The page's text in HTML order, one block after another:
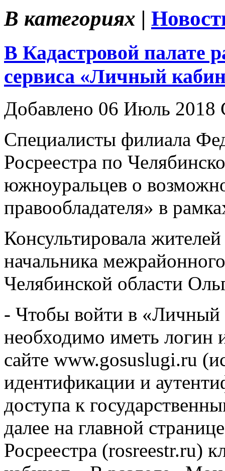
В категориях |
В Кадастровой палате
сервиса «Личный
Добавлено 06 Июль 2018
Специалисты филиала
Росреестра по
южноуральцев о
правообладателя» в
Консультировала
начальника
Челябинской области
- Чтобы войти в «Личный
необходимо иметь логин
сайте www.gosuslugi.ru
идентификации и
доступа к
далее на главной
Росреестра (rosreestr.ru)